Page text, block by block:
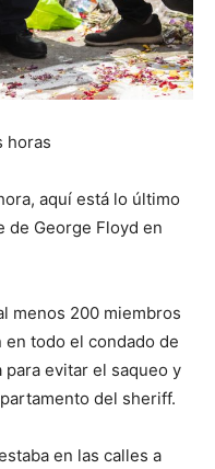
horas
aquí está lo último
de George Floyd en
menos 200 miembros
en todo el condado de
evitar el saqueo y
del sheriff.
en las calles a